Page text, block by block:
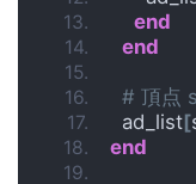
end
end
# 頂点
  ad_list
[
end